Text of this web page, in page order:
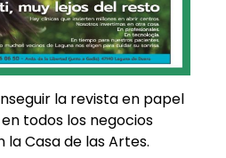
la revista en papel
en todos los negocios
Casa de las Artes.